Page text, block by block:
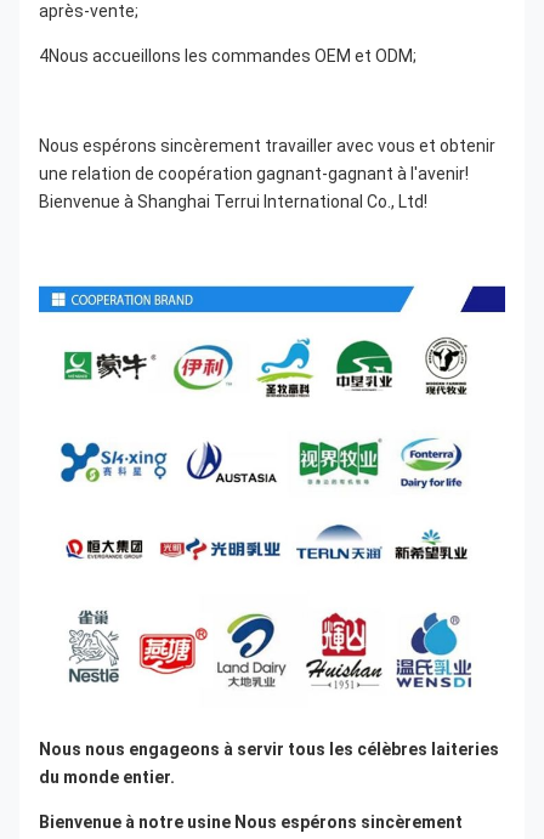
après-vente;
4Nous accueillons les commandes OEM et ODM;
Nous espérons sincèrement travailler avec vous et obtenir
une relation de coopération gagnant-gagnant à l'avenir!
Bienvenue à Shanghai Terrui International Co., Ltd!
Nous nous engageons à servir tous les célèbres laiteries
du monde entier.
Bienvenue à notre usine Nous espérons sincèrement